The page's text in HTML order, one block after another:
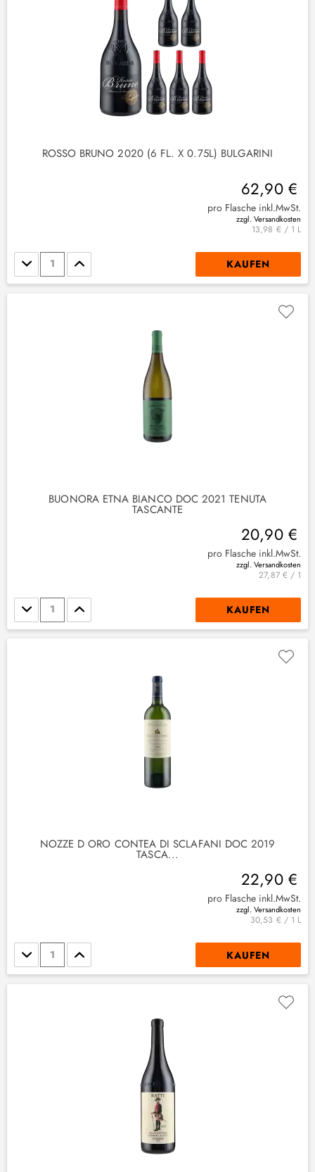
ROSSO BRUNO 2020 (6 FL. X 0.75L) BULGARINI
62,90 €
pro Flasche inkl.MwSt.
zzgl. Versandkosten
13,98 € / 1 L
Stückzahl KAUFEN
BUONORA ETNA BIANCO DOC 2021 TENUTA
TASCANTE
20,90 €
pro Flasche inkl.MwSt.
zzgl. Versandkosten
27,87 € / 1
Stückzahl KAUFEN
NOZZE D ORO CONTEA DI SCLAFANI DOC 2019
TASCA...
22,90 €
pro Flasche inkl.MwSt.
zzgl. Versandkosten
30,53 € / 1 L
Stückzahl KAUFEN